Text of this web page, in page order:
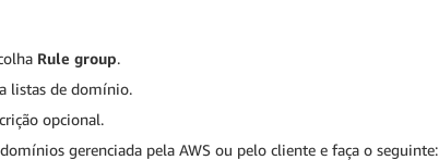
Rule group.
listas de domínio.
opcional.
gerenciada pela AWS ou pelo cliente e faça o seguinte: